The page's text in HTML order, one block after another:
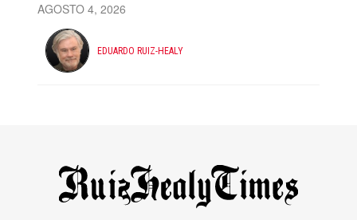
AGOSTO 4, 2026
EDUARDO RUIZ-HEALY